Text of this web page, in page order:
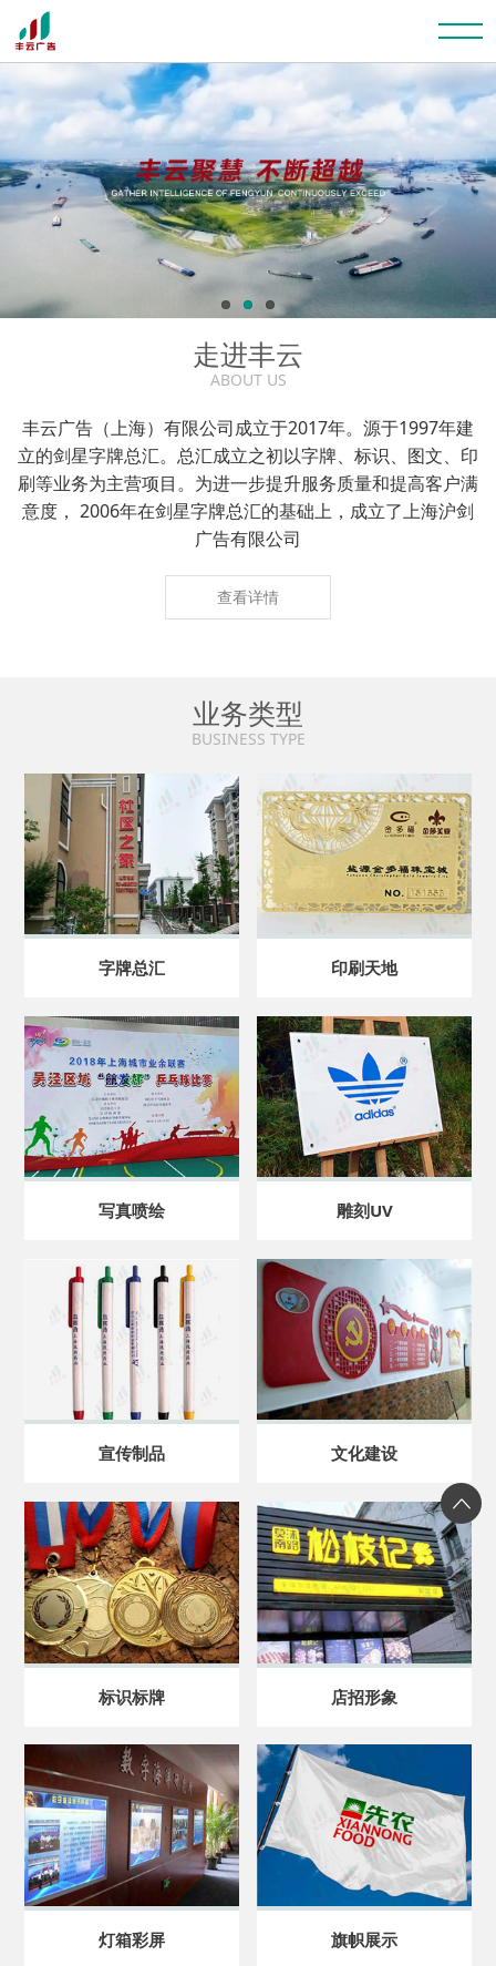
走进丰云
ABOUT US
丰云广告（上海）有限公司成立于2017年。源于1997年建
立的剑星字牌总汇。总汇成立之初以字牌、标识、图文、印
刷等业务为主营项目。为进一步提升服务质量和提高客户满
意度， 2006年在剑星字牌总汇的基础上，成立了上海沪剑
广告有限公司
查看详情
业务类型
BUSINESS TYPE
字牌总汇 印刷天地
写真喷绘 雕刻UV
宣传制品 文化建设
标识标牌 店招形象
灯箱彩屏 旗帜展示